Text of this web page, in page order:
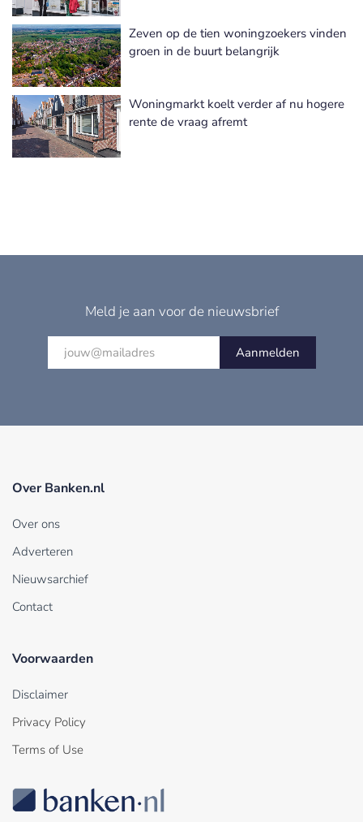
Zeven op de tien woningzoekers vinden
groen in de buurt belangrijk
Woningmarkt koelt verder af nu hogere
rente de vraag afremt
Meld je aan voor de nieuwsbrief
Aanmelden
Over Banken.nl
Over ons
Adverteren
Nieuwsarchief
Contact
Voorwaarden
Disclaimer
Privacy Policy
Terms of Use